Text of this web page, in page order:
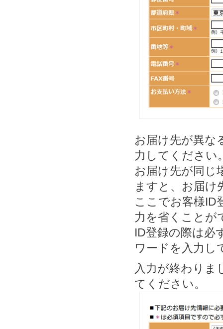
お届け先が異な
力してください
お届け先が同じ
ますと、お届け
ここでお客様ID
力を省くことが
ID登録の際は必
ワードを入力し
入力が終わりま
てください。